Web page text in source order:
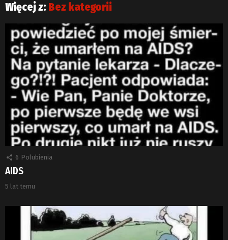
Więcej z: Bez kategorii
6 Polubienia
AIDS
5 lat temu